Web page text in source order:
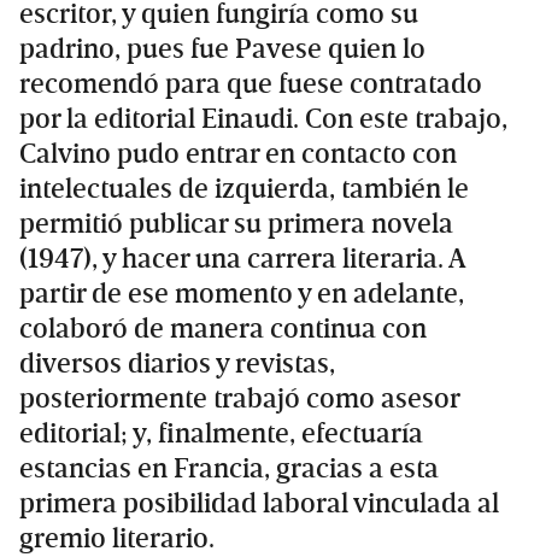
escritor, y quien fungiría como su
padrino, pues fue Pavese quien lo
recomendó para que fuese contratado
por la editorial Einaudi. Con este trabajo,
Calvino pudo entrar en contacto con
intelectuales de izquierda, también le
permitió publicar su primera novela
(1947), y hacer una carrera literaria. A
partir de ese momento y en adelante,
colaboró de manera continua con
diversos diarios y revistas,
posteriormente trabajó como asesor
editorial; y, finalmente, efectuaría
estancias en Francia, gracias a esta
primera posibilidad laboral vinculada al
gremio literario.